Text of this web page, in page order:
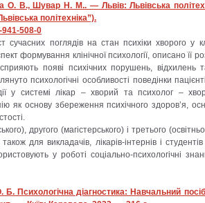
О. В., Шувар Н. М.. — Львів: Львівська
політехніка”).
941-508-0
сучасних поглядів на стан психіки хворого у
формування клінічної психології, описано її
появі психічних порушень, відхилень
психологічні особливості поведінки
у системі лікар – хворий та психолог –
як основу збереження психічного здоров’я,
другого (магістерського) і третього
для викладачів, лікарів-інтернів і
у роботі соціально-психологічні
Б. Психологічна діагностика: Навчальний